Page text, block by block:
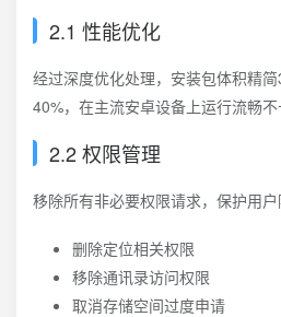
2.1 性能优化
经过深度优化处理，安装包体积精
40%，在主流安卓设备上运行流畅不
2.2 权限管理
移除所有非必要权限请求，保护用户
删除定位相关权限
移除通讯录访问权限
取消存储空间过度申请